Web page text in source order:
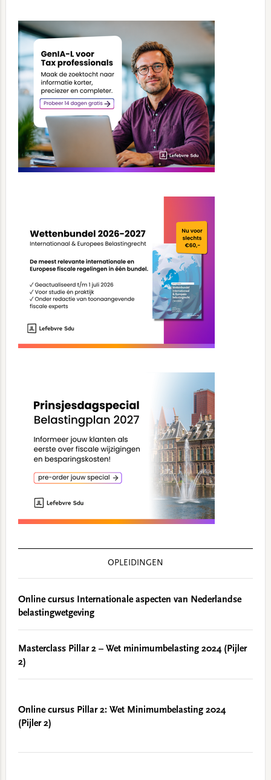
Sidebar
OPLEIDINGEN
Online cursus Internationale aspecten van Nederlandse
belastingwetgeving
Masterclass Pillar 2 – Wet minimumbelasting 2024 (Pijler
2)
Online cursus Pillar 2: Wet Minimumbelasting 2024
(Pijler 2)